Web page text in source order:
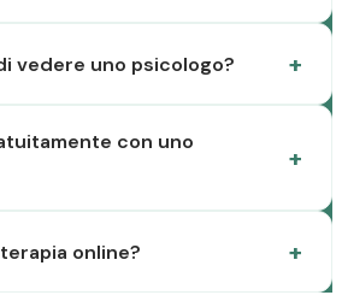
vedere uno psicologo?
con uno
online?